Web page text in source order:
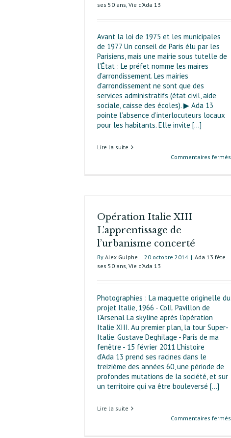
ses 50 ans Vie d’Ada 13
Avant la loi de 1975 et les municipales
de 1977 Un conseil de Paris élu par les
Parisiens, mais une mairie sous tutelle de
l’État : Le préfet nomme les maires
d’arrondissement. Les mairies
d’arrondissement ne sont que des
services administratifs (état civil, aide
sociale, caisse des écoles). ▶ Ada 13
pointe l’absence d’interlocuteurs locaux
pour les habitants. Elle invite [...]
Lire la suite
Commentaires fermés
Opération Italie XIII
L’apprentissage de
l’urbanisme concerté
By Alex Gulphe | 20 octobre 2014 | Ada 13 fête
ses 50 ans Vie d’Ada 13
Photographies : La maquette originelle du
projet Italie, 1966 - Coll. Pavillon de
l’Arsenal La skyline après l’opération
Italie XIII. Au premier plan, la tour Super-
Italie. Gustave Deghilage - Paris de ma
fenêtre - 15 février 2011 L’histoire
d’Ada 13 prend ses racines dans le
treizième des années 60, une période de
profondes mutations de la société, et sur
un territoire qui va être bouleversé [...]
Lire la suite
Commentaires fermés